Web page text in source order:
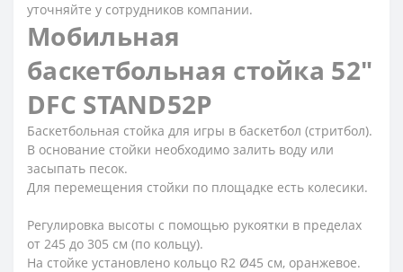
уточняйте у сотрудников компании.
Мобильная
баскетбольная стойка 52"
DFC STAND52P
Баскетбольная стойка для игры в баскетбол (стритбол).
В основание стойки необходимо залить воду или
засыпать песок.
Для перемещения стойки по площадке есть колесики.
Регулировка высоты с помощью рукоятки в пределах
от 245 до 305 см (по кольцу).
На стойке установлено кольцо R2 Ø45 см, оранжевое.